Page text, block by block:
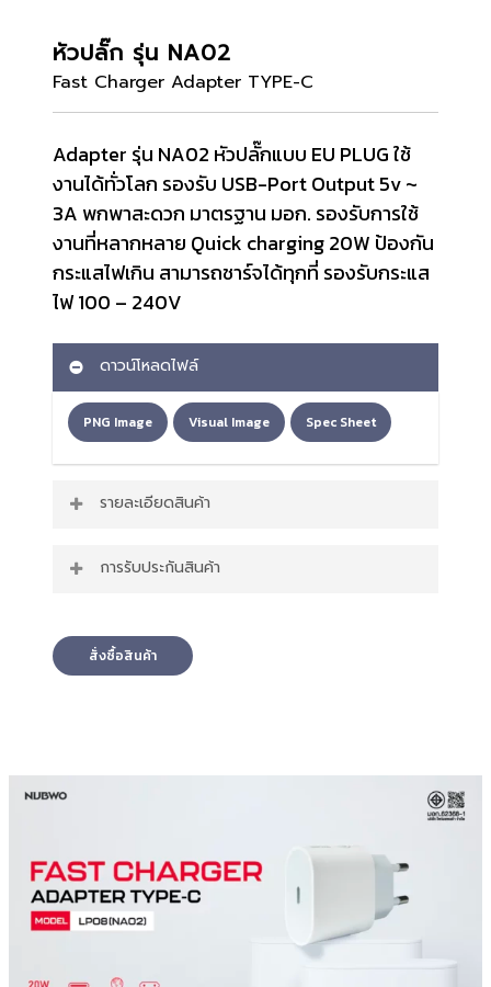
หัวปลั๊ก รุ่น NA02
Fast Charger Adapter TYPE-C
Adapter รุ่น NA02 หัวปลั๊กแบบ EU PLUG ใช้
งานได้ทั่วโลก รองรับ USB-Port Output 5v ~
3A พกพาสะดวก มาตรฐาน มอก. รองรับการใช้
งานที่หลากหลาย Quick charging 20W ป้องกัน
กระแสไฟเกิน สามารถชาร์จได้ทุกที่ รองรับกระแส
ไฟ 100 – 240V
ดาวน์โหลดไฟล์
PNG Image Visual Image Spec Sheet
รายละเอียดสินค้า
รองรับ USB-Port Output 5v ~ 3A พกพา
Quick charging 20W ป้องกันกระแสไฟเกิน
รองรับกระแสไฟ 100 – 240V
การรับประกันสินค้า
สั่งซื้อสินค้า